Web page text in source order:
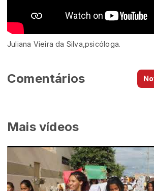
Mais vídeos
Juliana Vieira da Silva,psicóloga.
Comentários